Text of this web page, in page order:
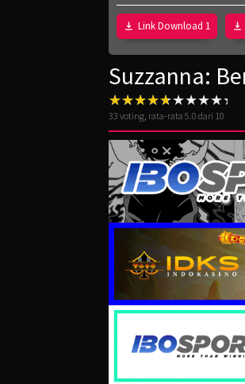
Link Download 1
Suzzanna:
33 voting, rata-rata 5.0 dari 10